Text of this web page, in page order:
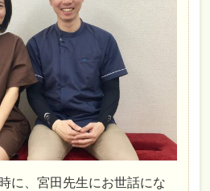
に、宮田先生にお世話にな